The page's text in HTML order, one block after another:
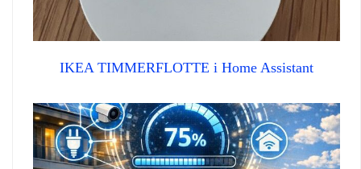
IKEA TIMMERFLOTTE i Home Assistant